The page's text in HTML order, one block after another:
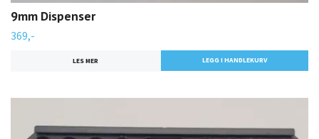
9mm Dispenser
369,-
LES MER